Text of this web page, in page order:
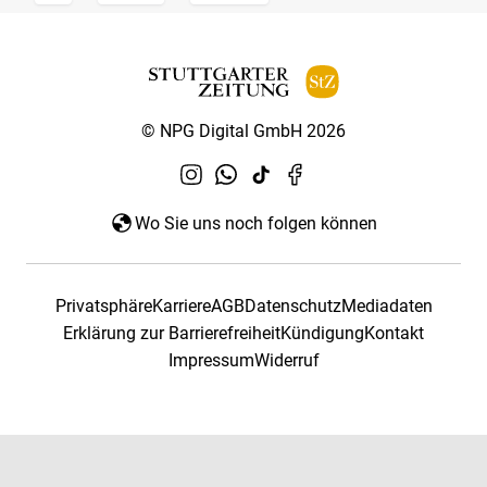
© NPG Digital GmbH 2026
Wo Sie uns noch folgen können
PrivatsphäreKarriereAGBDatenschutzMediadaten
Erklärung zur BarrierefreiheitKündigungKontakt
ImpressumWiderruf